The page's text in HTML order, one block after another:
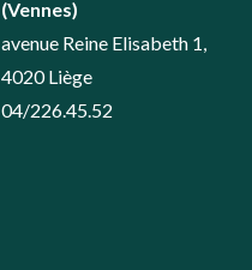
(Vennes)
avenue Reine Elisabeth 1,
4020 Liège
04/226.45.52